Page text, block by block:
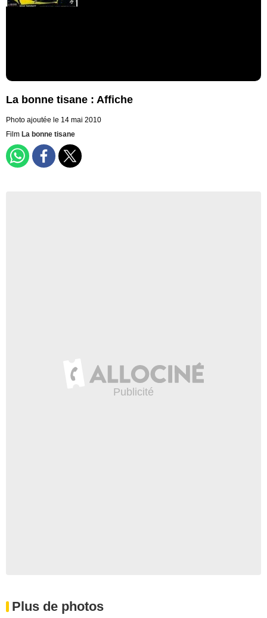
La bonne tisane : Affiche
Photo ajoutée le 14 mai 2010
Film La bonne tisane
Plus de photos